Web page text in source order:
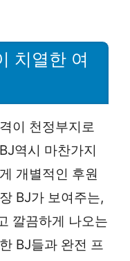
치열한 여
이 천정부지로
역시 마찬가지
개별적인 후원
BJ가 보여주는,
깔끔하게 나오는
BJ들과 완전 프